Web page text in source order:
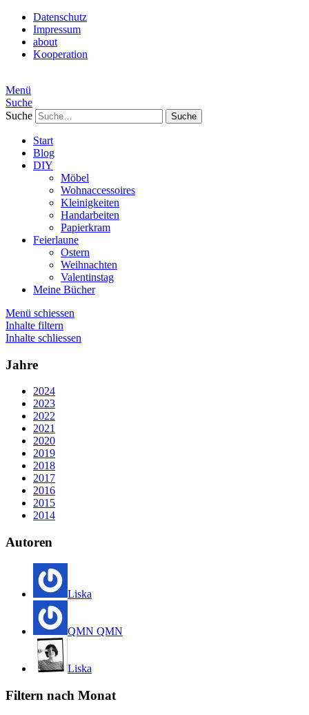
Datenschutz
Impressum
about
Kooperation
Menü
Suche
Suche
Start
Blog
DIY
Möbel
Wohnaccessoires
Kleinigkeiten
Handarbeiten
Papierkram
Feierlaune
Ostern
Weihnachten
Valentinstag
Meine Bücher
Menü schiessen
Inhalte filtern
Inhalte schliessen
Jahre
2024
2023
2022
2021
2020
2019
2018
2017
2016
2015
2014
Autoren
Liska
QMN QMN
Liska
Filtern nach Monat